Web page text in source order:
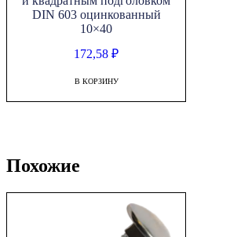
DIN 603 оцинкованный
10×40
172,58₽
В КОРЗИНУ
Похожие